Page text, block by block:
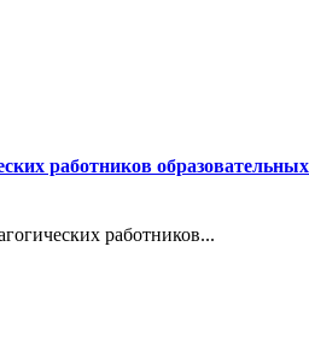
работников
работников...